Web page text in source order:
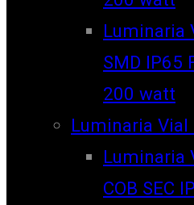
Luminaria
SMD IP65
200 watt
Luminaria Vial
Luminaria
COB SEC